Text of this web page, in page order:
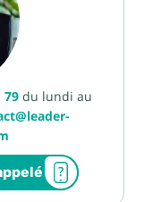
79 du lundi au